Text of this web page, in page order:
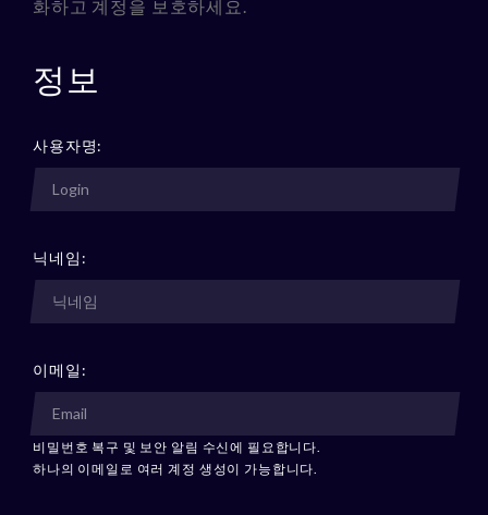
화하고 계정을 보호하세요.
정보
사용자명:
닉네임:
이메일:
비밀번호 복구 및 보안 알림 수신에 필요합니다.
하나의 이메일로 여러 계정 생성이 가능합니다.